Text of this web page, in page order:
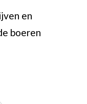
en
boeren